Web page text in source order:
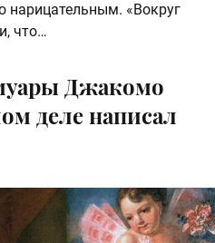
нарицательным. «Вокруг
что…
Джакомо
деле написал